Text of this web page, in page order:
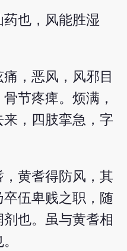
药也，风能胜湿
痛，恶风，风邪目
节疼痺。烦满，
，四肢挛急，字
黄耆得防风，其
伍卑贱之职，随
也。虽与黄耆相